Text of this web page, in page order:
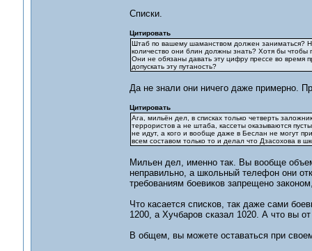
Списки.
Цитировать
Штаб по вашему шаманством должен заниматься?
количество они блин должны знать? Хотя бы чтобы
Они не обязаны давать эту цифру прессе во время
допускать эту путаность?
Да не знали они ничего даже примерно.
Цитировать
Ага, мильён дел, в списках только четверть
террористов а не штаба, кассеты оказываются
не идут, а кого и вообще даже в Беслан не могут
всем составом только то и делал что Дзасохова в
Мильен дел, именно так. Вы вообще
неправильно, а школьный телефон они
требованиям боевиков запрещено
Что касается списков, так даже сами
1200, а Хучбаров сказал 1020. А что вы
В общем, вы можете оставаться при